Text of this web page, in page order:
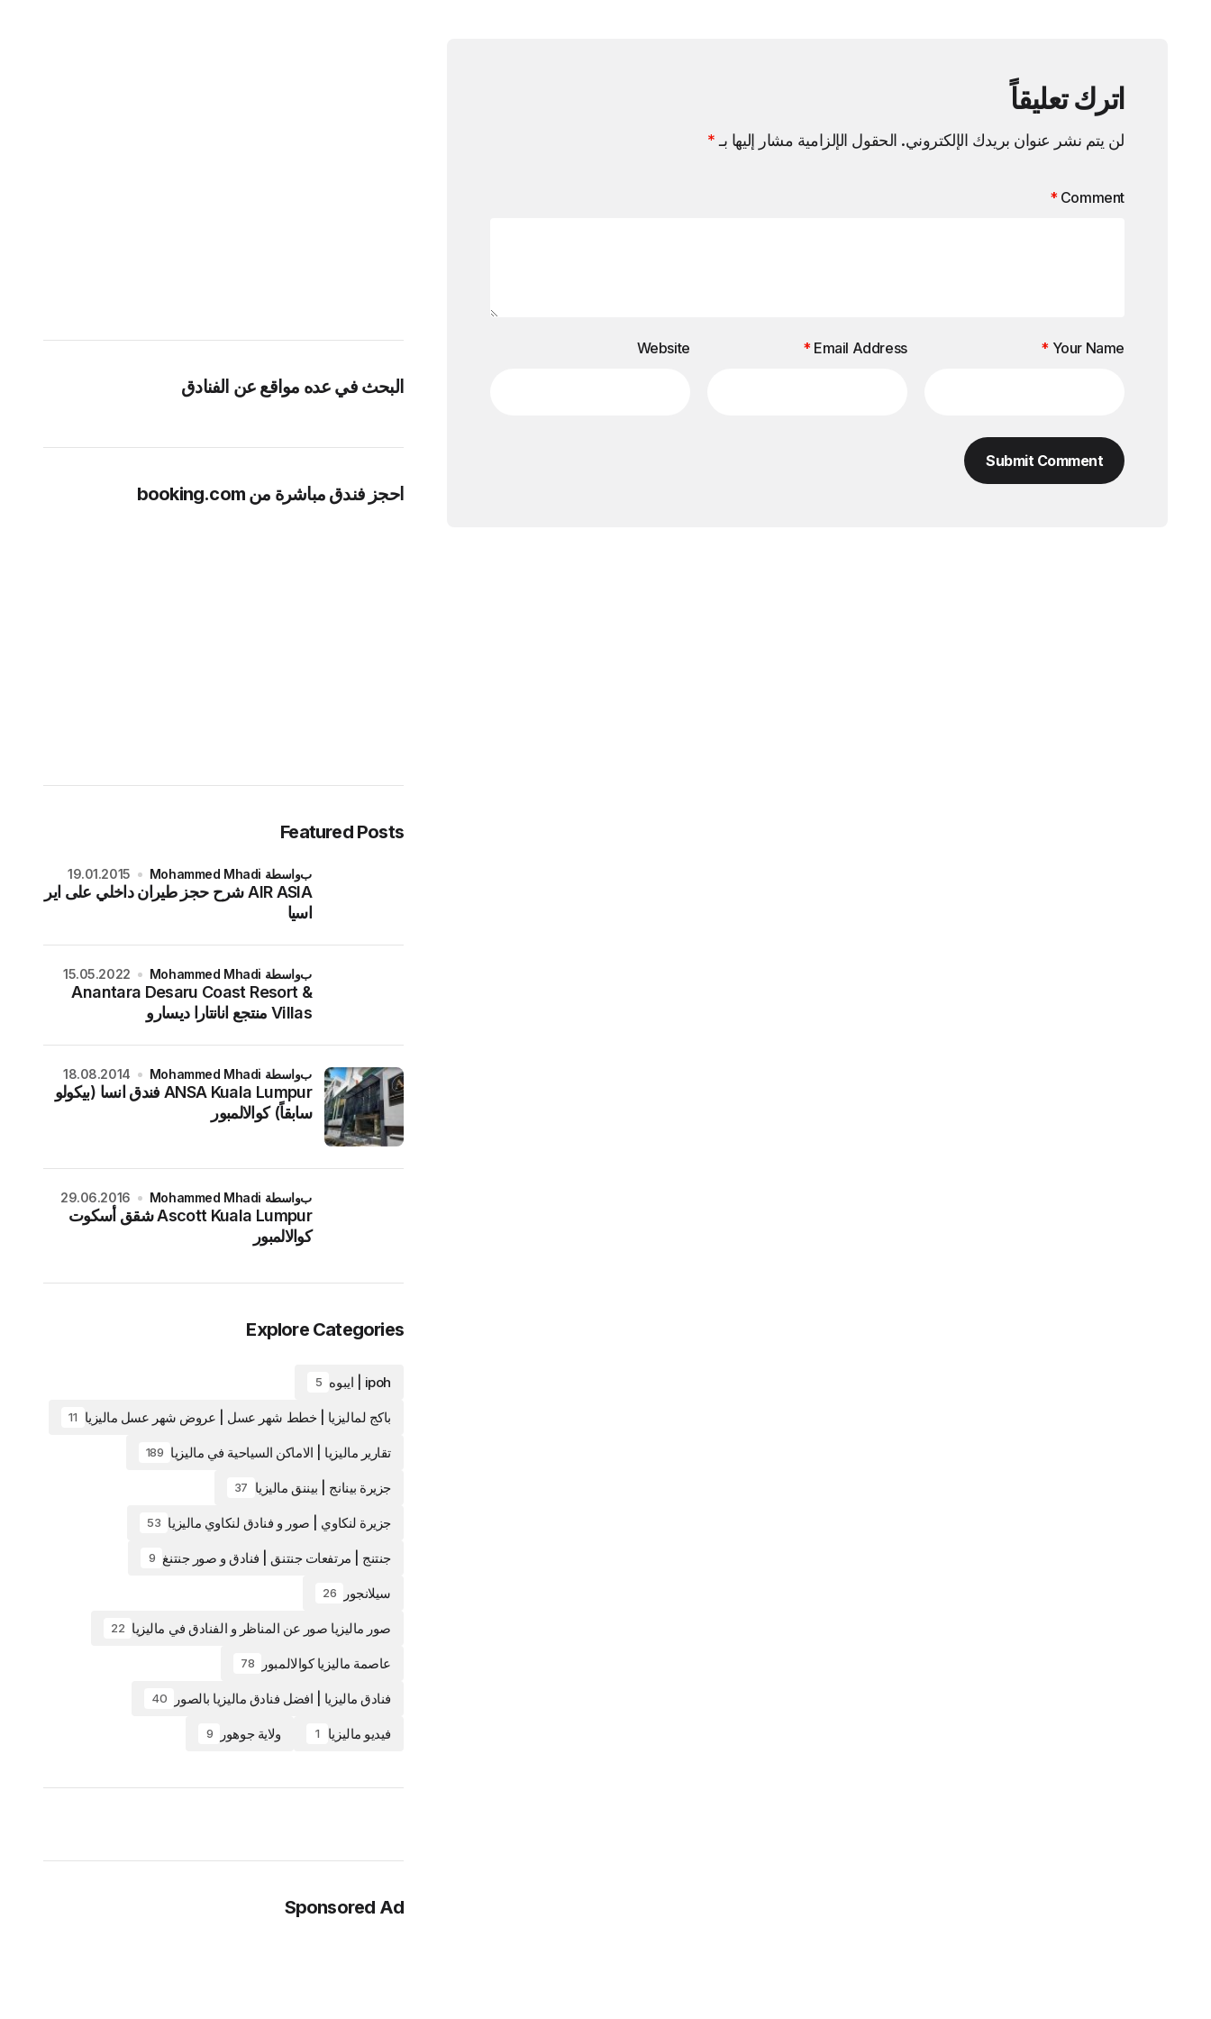
اترك تعليقاً
لن يتم نشر عنوان بريدك الإلكتروني. الحقول الإلزامية مشار إليها بـ *
Comment
*
Your Name
*
Email Address
*
Website
Submit Comment
البحث في عده مواقع عن الفنادق
احجز فندق مباشرة من booking.com
Featured Posts
AIR ASIA شرح حجز طيران داخلي على اير
اسيا
بواسطة Mohammed Mhadi 19.01.2015
Anantara Desaru Coast Resort &
Villas منتجع انانتارا ديسارو
بواسطة Mohammed Mhadi 15.05.2022
ANSA Kuala Lumpur فندق انسا (بيكولو
سابقاً) كوالالمبور
بواسطة Mohammed Mhadi 18.08.2014
Ascott Kuala Lumpur شقق أسكوت
كوالالمبور
بواسطة Mohammed Mhadi 29.06.2016
Explore Categories
ipoh | ايبوه 5
باكج لماليزيا | خطط شهر عسل | عروض شهر عسل ماليزيا 11
تقارير ماليزيا | الاماكن السياحية في ماليزيا 189
جزيرة بينانج | بيننق ماليزيا 37
جزيرة لنكاوي | صور و فنادق لنكاوي ماليزيا 53
جنتنج | مرتفعات جنتنق | فنادق و صور جنتنغ 9
سيلانجور 26
صور ماليزيا صور عن المناظر و الفنادق في ماليزيا 22
عاصمة ماليزيا كوالالمبور 78
فنادق ماليزيا | افضل فنادق ماليزيا بالصور 40
فيديو ماليزيا 1 ولاية جوهور 9
Sponsored Ad